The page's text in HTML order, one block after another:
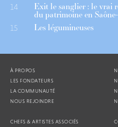
14 Exit le sanglier : le vrai
du patrimoine en
15 Les légumineuses
À PROPOS
LES FONDATEURS
LA COMMUNAUTÉ
NOUS REJOINDRE
CHEFS & ARTISTES ASSOCIÉS